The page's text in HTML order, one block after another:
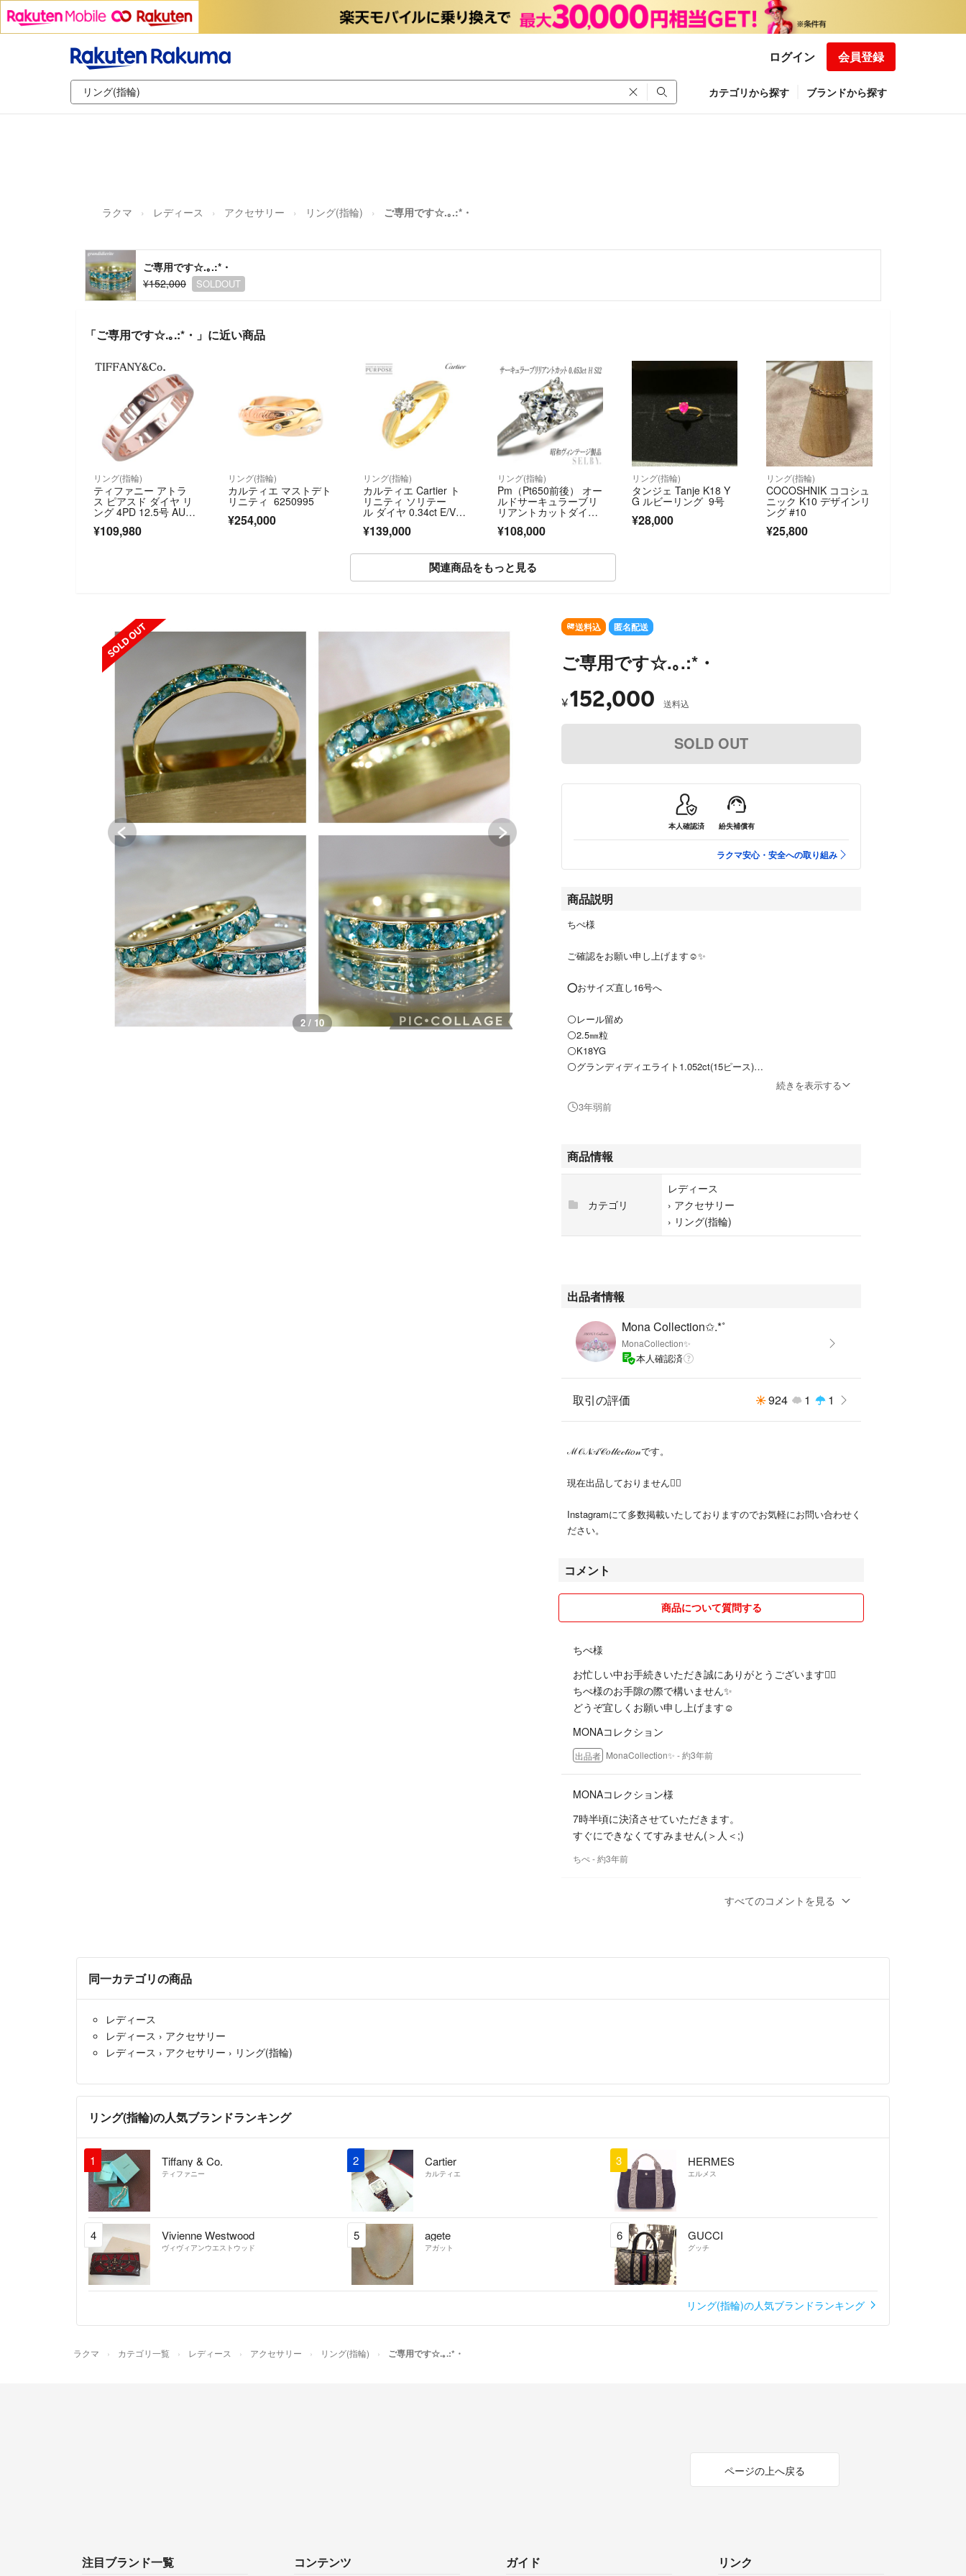
ログイン 会員登録
カテゴリから探す ブランドから探す
ラクマ レディース アクセサリー リング(指輪) ご専用です☆.｡.:*・
ご専用です☆.｡.:*・
¥152,000
SOLDOUT
「ご専用です☆.｡.:*・」に近い商品
リング(指輪)
ティファニー アトラ
ス ピアスド ダイヤ リ
ング 4PD 12.5号 AU75
0PG 新品仕上げ済 TIF
FANY【26990】
¥109,980
リング(指輪)
カルティエ マストデト
リニティ 6250995
¥254,000
リング(指輪)
カルティエ Cartier ト
リニティ ソリテー
ル ダイヤ 0.34ct E/VS
1 #47 リング K18 Y
G WG PG 3連 750 指
2
¥139,000
リング(指輪)
Pm（Pt650前後） オー
ルドサーキュラーブリ
リアントカットダイヤ
モンド リング 0.453c
t H SI2 陽刻ヴィンテー
スコレ】
¥108,000
リング(指輪)
タンジェ Tanje K18 Y
G ルビーリング 9号
¥28,000
リング(指輪)
COCOSHNIK ココシュ
ニック K10 デザインリ
ング #10
¥25,800
関連商品をもっと見る
SOLD OUT
3 / 10
送料込 匿名配送
ご専用です☆.｡.:*・
¥152,000 送料込
SOLD OUT
本人確認済 紛失補償有
ラクマ安心・安全への取り組み
商品説明
ちぺ様
ご確認をお願い申し上げます☺️✨
⭕️おサイズ直し16号へ
⚪️レール留め
⚪️2.5㎜粒
⚪️K18YG
⚪️グランディディエライト1.052ct(15ピース)
⚪️重さ3.00g
こちら現品ラスト1本でもう2度とできないようなリングです。
やっと入手できた極上粒達から特別綺麗なものだけセレクションして
います。
グランディディエライトとして非常にレアでボリュームがあります。
これだけ贅沢なグランディディエライトエタニティは全体的に見ても
早々ないと思います®い
希少石の中でも希少性はトップクラス！
高品質のグランディディエライト 1ctUPのエタニティリングがこの価
格でご案内できるのは最後です。
特別なブルーグリーンの連なりは相当綺麗です✨
#グランディディエライト
#エタニティリング
続きを表示する
3年弱前
商品情報
カテゴリ
レディース
› アクセサリー
› リング(指輪)
出品者情報
Mona Collection✩.*˚
MonaCollection✨
本人確認済
取引の評価 924 1 1
ℳ𝒪𝒩𝒜𝒞𝑜𝓁𝓁𝑒𝒸𝓉𝒾𝑜𝓃です。
現在出品しておりません🙇‍♀️
Instagramにて多数掲載いたしておりますのでお気軽にお問い合わせく
ださい。
コメント
商品について質問する
ちぺ様
お忙しい中お手続きいただき誠にありがとうございます🙇‍♀️
ちぺ様のお手隙の際で構いません✨
どうぞ宜しくお願い申し上げます☺️
MONAコレクション
出品者 MonaCollection✨ - 約3年前
MONAコレクション様
7時半頃に決済させていただきます。
すぐにできなくてすみません(＞人＜;)
ちぺ- 約3年前
価格変更させていただきました。
MONAコレクション
ちぺ- 約3年前
148,000➕4,000合計152,000-となります✨
⚪️おサイズ12→16号へ
承ります☺️
MonaCollection✨ - 約3年前
ご確認ありがとうございます✨
プラチナは売れてしまいK18YGもお問い合わせが多く早い方
からのお譲りになります🥹
16号ですと4号プラスになりますので職人さんにお支払いす
る加工実費が4,500円となりますがお値引きしておりますの
サイズは16なのですが大丈夫でしょうか？
すべてのコメントを見る
同一カテゴリの商品
レディース
レディース › アクセサリー
レディース › アクセサリー › リング(指輪)
リング(指輪)の人気ブランドランキング
1 Tiffany & Co.
ティファニー
2 Cartier
カルティエ
3 HERMES
エルメス
4 Vivienne Westwood
ヴィヴィアンウエストウッド
5 agete
アガット
6 GUCCI
グッチ
リング(指輪)の人気ブランドランキング
ラクマ カテゴリ一覧 レディース アクセサリー リング(指輪) ご専用です☆.｡.:*・
ページの上へ戻る
注目ブランド一覧 コンテンツ ガイド リンク